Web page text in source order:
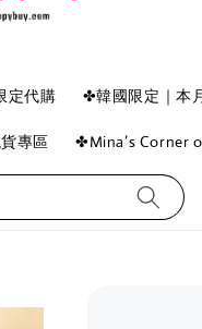
定代購 ✤韓國限定｜本
專區 ✤Mina’s Corner